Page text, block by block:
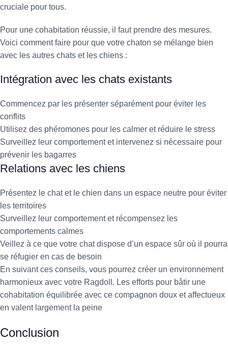
cruciale pour tous.
Pour une cohabitation réussie, il faut prendre des mesures.
Voici comment faire pour que votre chaton se mélange bien
avec les autres chats et les chiens :
Intégration avec les chats existants
Commencez par les présenter séparément pour éviter les
conflits
Utilisez des phéromones pour les calmer et réduire le stress
Surveillez leur comportement et intervenez si nécessaire pour
prévenir les bagarres
Relations avec les chiens
Présentez le chat et le chien dans un espace neutre pour éviter
les territoires
Surveillez leur comportement et récompensez les
comportements calmes
Veillez à ce que votre chat dispose d’un espace sûr où il pourra
se réfugier en cas de besoin
En suivant ces conseils, vous pourrez créer un environnement
harmonieux avec votre Ragdoll. Les efforts pour bâtir une
cohabitation équilibrée avec ce compagnon doux et affectueux
en valent largement la peine
Conclusion